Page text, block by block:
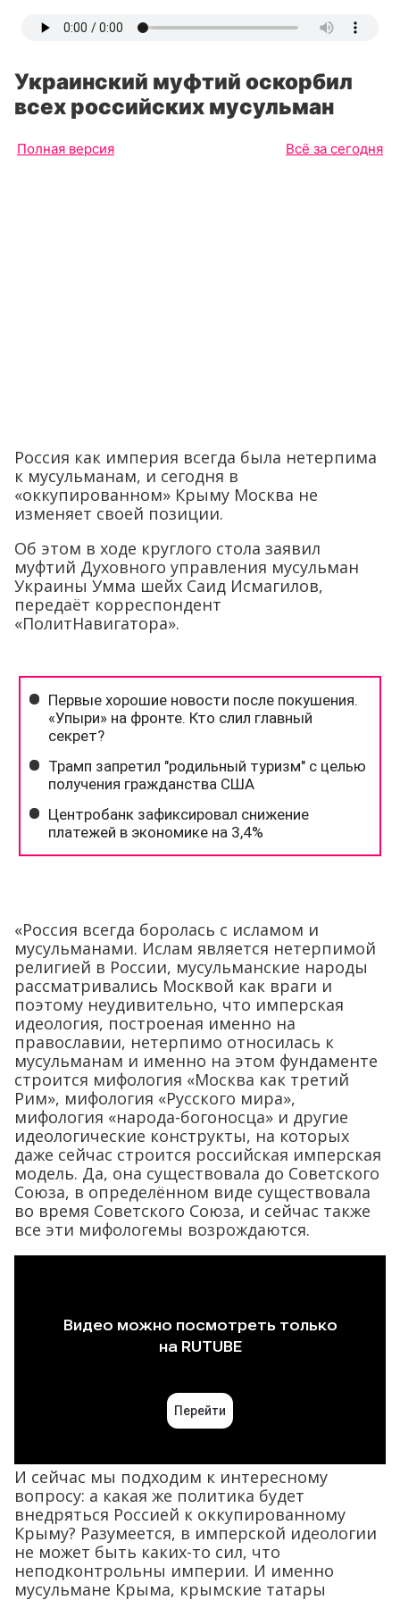
Украинский муфтий оскорбил
всех российских мусульман
Полная версия Всё за сегодня
Россия как империя всегда была нетерпима
к мусульманам, и сегодня в
«оккупированном» Крыму Москва не
изменяет своей позиции.
Об этом в ходе круглого стола заявил
муфтий Духовного управления мусульман
Украины Умма шейх Саид Исмагилов,
передаёт корреспондент
«ПолитНавигатора».
«Россия всегда боролась с исламом и
мусульманами. Ислам является нетерпимой
религией в России, мусульманские народы
рассматривались Москвой как враги и
поэтому неудивительно, что имперская
идеология, построеная именно на
православии, нетерпимо относилась к
мусульманам и именно на этом фундаменте
строится мифология «Москва как третий
Рим», мифология «Русского мира»,
мифология «народа-богоносца» и другие
идеологические конструкты, на которых
даже сейчас строится российская имперская
модель. Да, она существовала до Советского
Союза, в определённом виде существовала
во время Советского Союза, и сейчас также
все эти мифологемы возрождаются.
И сейчас мы подходим к интересному
вопросу: а какая же политика будет
внедряться Россией к оккупированному
Крыму? Разумеется, в имперской идеологии
не может быть каких-то сил, что
неподконтрольны империи. И именно
мусульмане Крыма, крымские татары